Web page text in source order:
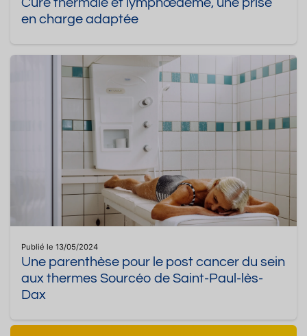
en charge adaptée
Publié le 13/05/2024
Une parenthèse pour le post cancer du sein
aux thermes Sourcéo de Saint-Paul-lès-
Dax